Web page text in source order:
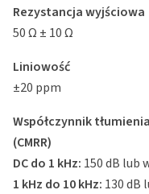
Rezystancja wyjściowa
50 Ω ± 10 Ω
Liniowość
±20 ppm
Współczynnik
(CMRR)
DC do 1 kHz: 150 dB lub
1 kHz do 10 kHz: 130 dB